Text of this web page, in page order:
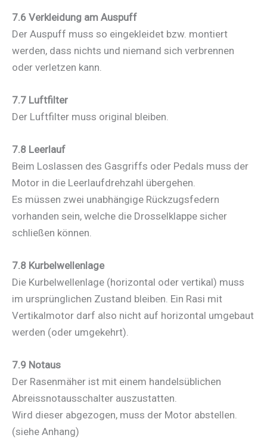
7.6 Verkleidung am Auspuff
Der Auspuff muss so eingekleidet bzw. montiert
werden, dass nichts und niemand sich verbrennen
oder verletzen kann.
7.7 Luftfilter
Der Luftfilter muss original bleiben.
7.8 Leerlauf
Beim Loslassen des Gasgriffs oder Pedals muss der
Motor in die Leerlaufdrehzahl übergehen.
Es müssen zwei unabhängige Rückzugsfedern
vorhanden sein, welche die Drosselklappe sicher
schließen können.
7.8 Kurbelwellenlage
Die Kurbelwellenlage (horizontal oder vertikal) muss
im ursprünglichen Zustand bleiben. Ein Rasi mit
Vertikalmotor darf also nicht auf horizontal umgebaut
werden (oder umgekehrt).
7.9 Notaus
Der Rasenmäher ist mit einem handelsüblichen
Abreissnotausschalter auszustatten.
Wird dieser abgezogen, muss der Motor abstellen.
(siehe Anhang)